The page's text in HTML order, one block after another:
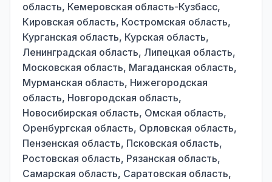
область, Кемеровская область-Кузбасс,
Кировская область, Костромская область,
Курганская область, Курская область,
Ленинградская область, Липецкая область,
Московская область, Магаданская область,
Мурманская область, Нижегородская
область, Новгородская область,
Новосибирская область, Омская область,
Оренбургская область, Орловская область,
Пензенская область, Псковская область,
Ростовская область, Рязанская область,
Самарская область, Саратовская область,